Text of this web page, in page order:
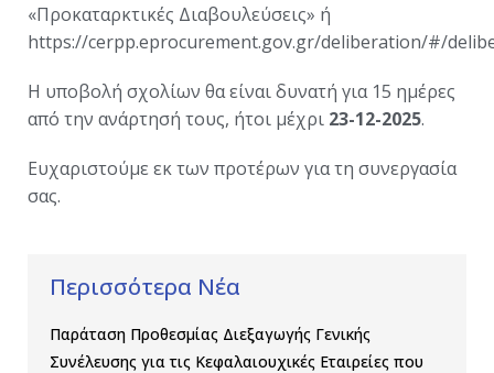
«Προκαταρκτικές Διαβουλεύσεις» ή
https://cerpp.eprocurement.gov.gr/deliberation/#/
Η υποβολή σχολίων θα είναι δυνατή για 15 ημέρες
από την ανάρτησή τους, ήτοι μέχρι 23-12-2025.
Ευχαριστούμε εκ των προτέρων για τη συνεργασία
σας.
Περισσότερα Νέα
Παράταση Προθεσμίας Διεξαγωγής Γενικής
Συνέλευσης για τις Κεφαλαιουχικές Εταιρείες που